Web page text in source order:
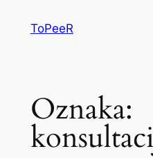
ToPeeR
Oznaka: